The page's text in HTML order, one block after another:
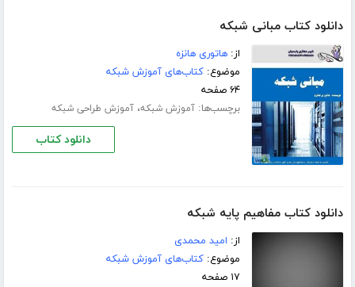
دانلود کتاب مبانی شبکه
از:هاتوری هانزه
موضوع:کتاب‌های آموزش شبکه
۶۴ صفحه
برچسب‌ها:آموزش شبکه،آموزش طراحی شبکه
دانلود کتاب
دانلود کتاب مفاهیم پایه شبکه
از: امید محمدی
موضوع:کتاب‌های آموزش شبکه
۱۷ صفحه